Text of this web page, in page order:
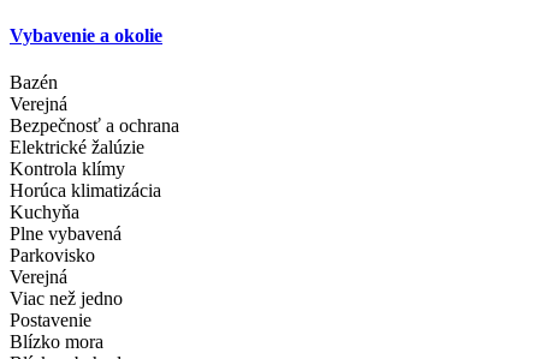
Vybavenie a okolie
Bazén
Verejná
Bezpečnosť a ochrana
Elektrické žalúzie
Kontrola klímy
Horúca klimatizácia
Kuchyňa
Plne vybavená
Parkovisko
Verejná
Viac než jedno
Postavenie
Blízko mora